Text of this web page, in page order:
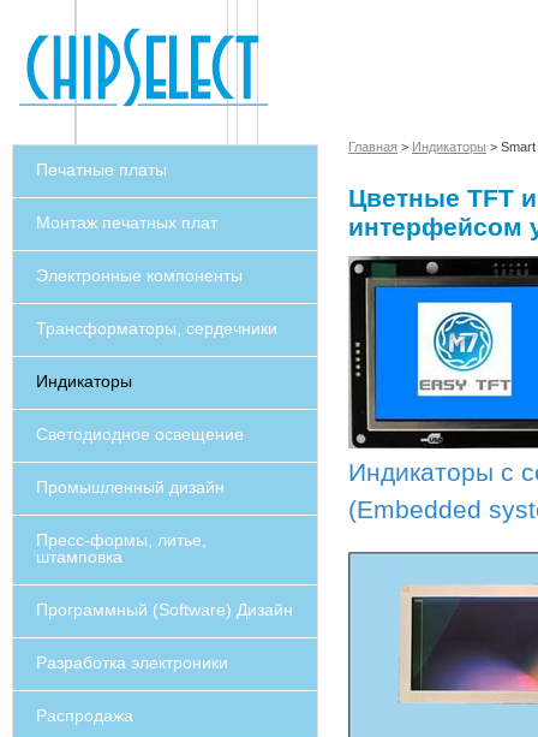
Печатные платы
Монтаж печатных плат
Электронные компоненты
Трансформаторы, сердечники
Индикаторы
Светодиодное освещение
Промышленный дизайн
Пресс-формы, литье,
штамповка
Программный (Software) Дизайн
Разработка электроники
Распродажа
Главная > Индикаторы >
Цветные TFT
интерфейсом
Индикаторы с
(Embedded